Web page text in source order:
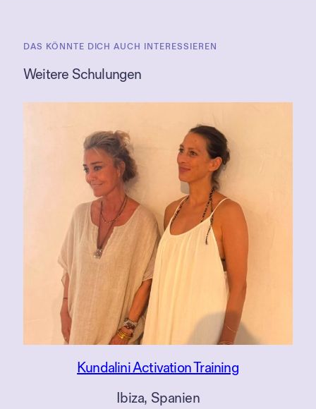
DAS KÖNNTE DICH AUCH INTERESSIEREN
Weitere Schulungen
Kundalini Activation Training
Ibiza, Spanien